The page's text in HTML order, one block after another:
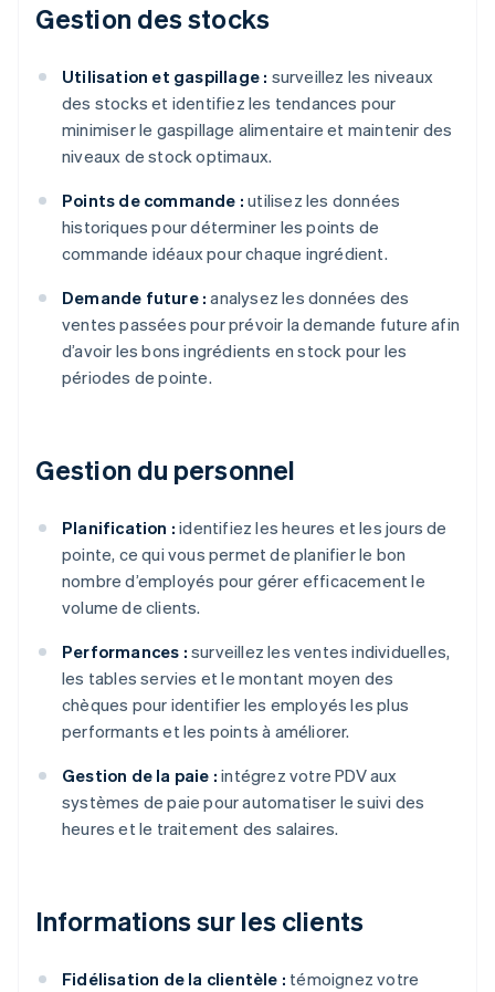
Gestion des stocks
Utilisation et gaspillage : surveillez les niveaux
des stocks et identifiez les tendances pour
minimiser le gaspillage alimentaire et maintenir des
niveaux de stock optimaux.
Points de commande : utilisez les données
historiques pour déterminer les points de
commande idéaux pour chaque ingrédient.
Demande future : analysez les données des
ventes passées pour prévoir la demande future afin
d’avoir les bons ingrédients en stock pour les
périodes de pointe.
Gestion du personnel
Planification : identifiez les heures et les jours de
pointe, ce qui vous permet de planifier le bon
nombre d’employés pour gérer efficacement le
volume de clients.
Performances : surveillez les ventes individuelles,
les tables servies et le montant moyen des
chèques pour identifier les employés les plus
performants et les points à améliorer.
Gestion de la paie : intégrez votre PDV aux
systèmes de paie pour automatiser le suivi des
heures et le traitement des salaires.
Informations sur les clients
Fidélisation de la clientèle : témoignez votre